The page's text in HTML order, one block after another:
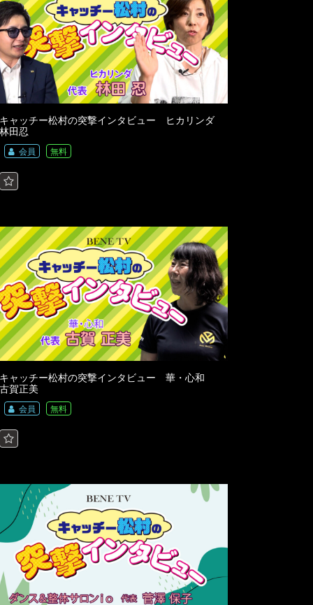
キャッチー松村の突撃インタビュー ヒカリンダ
林田忍
会員 無料
キャッチー松村の突撃インタビュー 華・心和
古賀正美
会員 無料